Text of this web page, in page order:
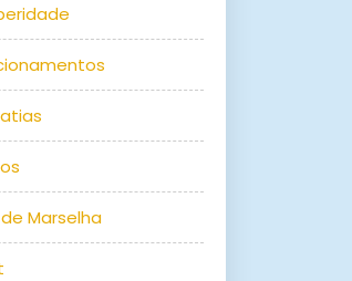
Marselha